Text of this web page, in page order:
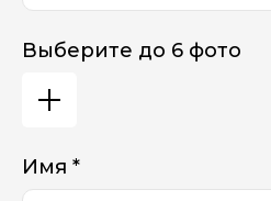
Выберите до 6 фото
Имя *